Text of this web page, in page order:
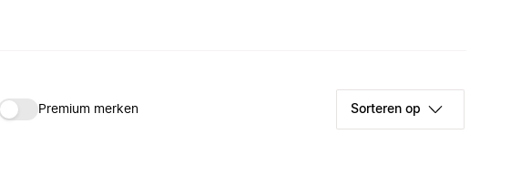
Premium merken Sorteren op